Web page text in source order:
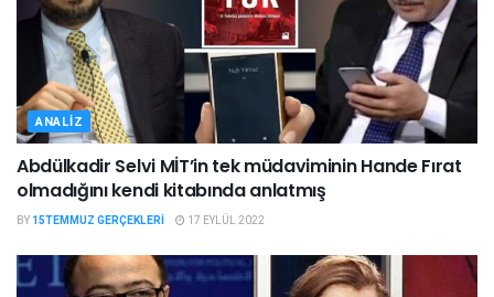
ANALIZ
Abdülkadir Selvi MİT’in tek müdaviminin Hande Fırat
olmadığını kendi kitabında anlatmış
BY 15TEMMUZ GERÇEKLERI 17 EYLÜL 2022